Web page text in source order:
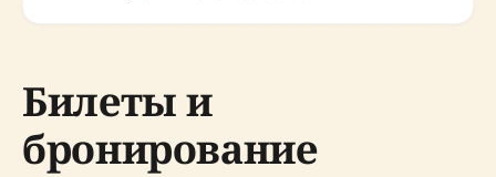
Билеты и
бронирование